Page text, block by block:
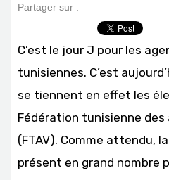
Partager sur :
C’est le jour J pour les
tunisiennes. C’est
se tiennent en effet les
Fédération tunisienne des
(FTAV). Comme attendu,
présent en grand nombre